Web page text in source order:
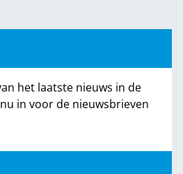
het laatste nieuws in de
in voor de nieuwsbrieven